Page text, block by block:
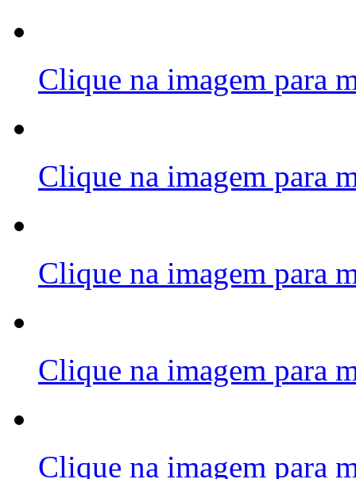
Clique na imagem para
Clique na imagem para
Clique na imagem para
Clique na imagem para
Clique na imagem para